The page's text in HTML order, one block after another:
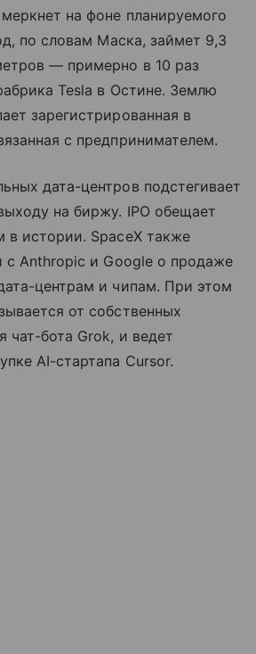
на фоне планируемого
по словам Маска, займет 9,3
— примерно в 10 раз
Tesla в Остине. Землю
зарегистрированная в
с предпринимателем.
дата-центров подстегивает
на биржу. IPO обещает
в истории. SpaceX также
с Anthropic и Google о продаже
центрам и чипам. При этом
от собственных
чат-бота Grok, и ведет
AI-стартапа Cursor.